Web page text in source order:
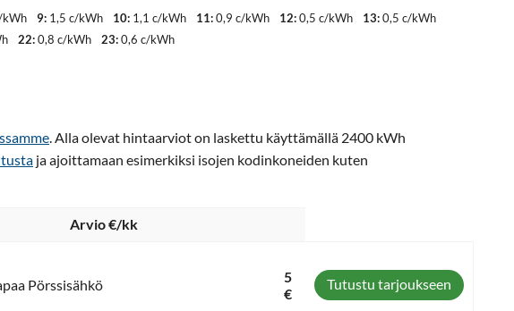
kWh 9: 1,5 c/kWh 10: 1,1 c/kWh 11:0,9 c/kWh 12:0,5 c/kWh 13:0,5 c/kWh
22:0,8 c/kWh 23:0,6 c/kWh
. Alla olevat hintaarviot on laskettu käyttämällä 2400 kWh
ja ajoittamaan esimerkiksi isojen kodinkoneiden kuten
Arvio €/kk
Pörssisähkö
5
€
Tutustu tarjoukseen